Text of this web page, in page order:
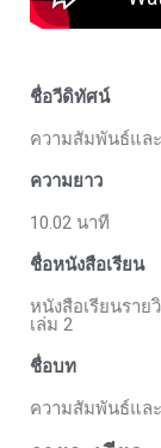
ชื่อวีดิทัศน์
ความสัมพันธ์แล
ความยาว
10.02 นาที
ชื่อหนังสือเรียน
หนังสือเรียนรา
เล่ม 2
ชื่อบท
ความสัมพันธ์แล